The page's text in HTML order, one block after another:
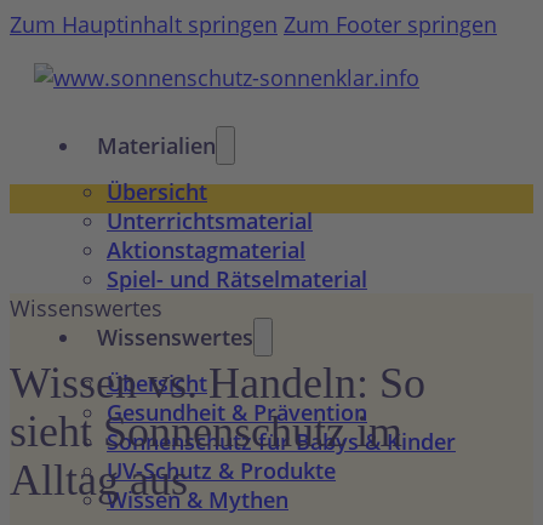
Zum Hauptinhalt springen Zum Footer springen
Materialien
Übersicht
Unterrichtsmaterial
Aktionstagmaterial
Spiel- und Rätselmaterial
Wissenswertes
Übersicht
Gesundheit & Prävention
Sonnenschutz für Babys & Kinder
UV-Schutz & Produkte
Wissen & Mythen
Wissenswertes
Wissen vs. Handeln: So
sieht Sonnenschutz im
Alltag aus